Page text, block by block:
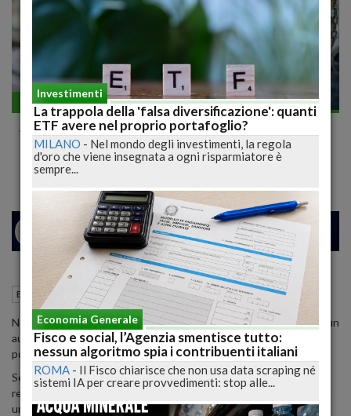
Economia generale
Allarme ISTAT: PIL rallenta, povertà in
crescita nel 2025
MILANO 24 26
Economia generale Roma (RM) 21 Maggio 2025 11:43
Nel 2025, l'economia italiana mostra segnali di rallentamento con un
aumento del rischio di povertà, coinvolgendo oltre il 23% della
popolazione.
Secondo il recente rapporto dell'ISTAT, l'economia italianaha
registrato una crescita modesta nel primo trimestre del 2025, con
un incremento del0,3%rispetto al trimestre precedente e dello
Investimenti
La trappola della 'falsa diversificazione': quanti
ETF avere nel proprio portafoglio?
MILANO - Nel mondo degli investimenti, la regola
d'oro che viene insegnata a ogni risparmiatore è
sempre...
Economia Generale
Fisco e social, l’Agenzia smentisce tutto:
nessun algoritmo spia i contribuenti italiani
ROMA - Il Fisco chiarisce che non usa data scraping né
sistemi IA per creare provvedimenti: stop alle...